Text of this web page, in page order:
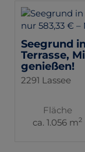
Seegrund
Terrasse,
genießen!
2291 Lassee
Fläche
ca. 1.056 m2